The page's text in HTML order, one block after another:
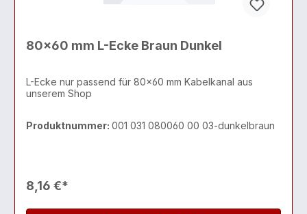
80x60 mm L-Ecke Braun Dunkel
L-Ecke nur passend für 80x60 mm Kabelkanal aus
unserem Shop
Produktnummer: 001 031 080060 00 03-dunkelbraun
8,16 €*